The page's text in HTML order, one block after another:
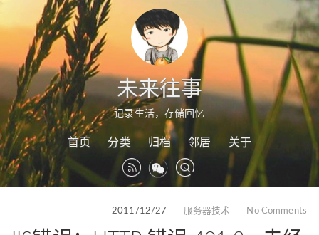
未来往事
记录生活，存储回忆
首页 分类 归档 邻居 关于
2011/12/27 服务器技术 No Comments